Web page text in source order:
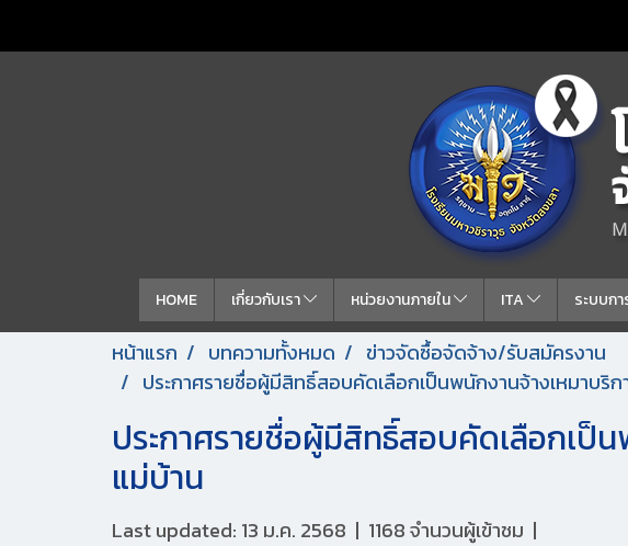
HOME เกี่ยวกับเรา หน่วยงานภายใน ITA ระบบก
หน้าแรก บทความทั้งหมด
ข่าวจัดซื้อจัดจ้าง/รับสมัครงาน
ประกาศรายชื่อผู้มีสิทธิ์สอบคัดเลือกเป็นพนักงานจ้างเหมาบริ
ประกาศรายชื่อผู้มีสิทธิ์สอบคัดเลือกเป็
แม่บ้าน
Last updated: 13 ม.ค. 2568 | 1168 จำนวนผู้เข้าชม |